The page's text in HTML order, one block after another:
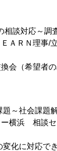
対応～調
ＡＲＮ理事/
会（希望者の
～社会課題
横浜 相談セ
に対応でき